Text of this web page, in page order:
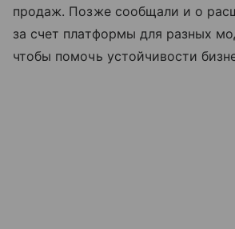
продаж. Позже сообщали и о
за счет платформы для разных
чтобы помочь устойчивости